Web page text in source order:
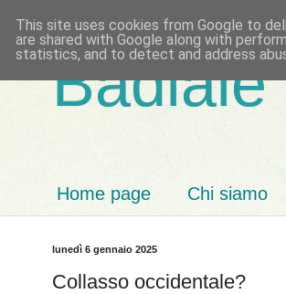
Badiale
Home page Chi siamo
lunedì 6 gennaio 2025
Collasso occidentale?
This site uses cookies from Google to
are shared with Google along with
statistics, and to detect and address